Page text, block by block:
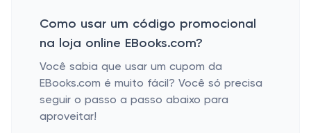
Como usar um código promocional
na loja online EBooks.com?
Você sabia que usar um cupom da
EBooks.com é muito fácil? Você só precisa
seguir o passo a passo abaixo para
aproveitar!